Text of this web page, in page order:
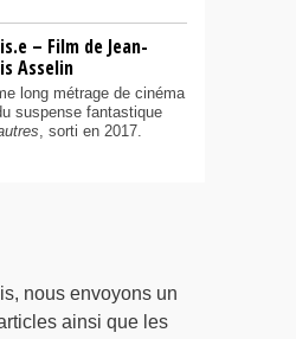
– Film de Jean-
Asselin
long métrage de cinéma
suspense fantastique
, sorti en 2017.
nous envoyons un
ainsi que les